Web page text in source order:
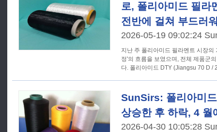
로, 폴리아미드 필라
전반에 걸쳐 부드러
2026-05-19 09:02:24
지난 주 폴리아미드 필라멘트 시장의
정'의 흐름을 보였으며, 전체 제품군
다. 폴리아미드 DTY (Jiangsu 70 D /
SunSirs: 폴리아미
상승한 후 하락, 4 월
2026-04-30 10:05:28